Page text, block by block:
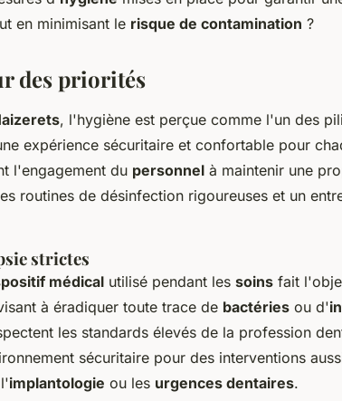
en minimisant le risque de contamination ?
des priorités
, l'hygiène est perçue comme l'un des
expérience sécuritaire et confortable pour
l'engagement du personnel à maintenir une
routines de désinfection rigoureuses et un
strictes
médical utilisé pendant les soins fait
à éradiquer toute trace de bactéries ou d'
les standards élevés de la profession
sécuritaire pour des interventions
implantologie ou les urgences dentaires.